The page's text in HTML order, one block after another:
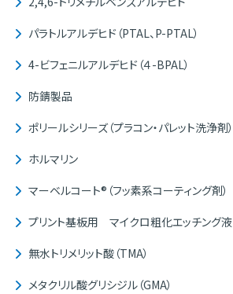
パラトルアルデヒド（PTAL、P-PTAL）
4-ビフェニルアルデヒド（４-BPAL）
防錆製品
ポリールシリーズ（プラコン・パレット洗浄剤）
ホルマリン
マーベルコート®（フッ素系コーティング剤）
プリント基板用 マイクロ粗化エッチング液
無水トリメリット酸（TMA）
メタクリル酸グリシジル（GMA）